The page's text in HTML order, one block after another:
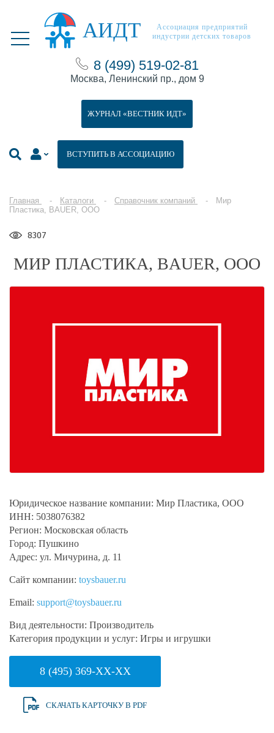
АИДТ
Ассоциация предприятий
индустрии детских товаров
8 (499) 519-02-81
Москва, Ленинский пр., дом 9
ВСТУПИТЬ В АССОЦИАЦИЮ
ЖУРНАЛ «ВЕСТНИК ИДТ»
Главная Каталоги Справочник компаний
Мир
Пластика, BAUER, ООО
8307
МИР ПЛАСТИКА, BAUER, ООО
Юридическое название компании: Мир Пластика, ООО
ИНН: 5038076382
Регион: Московская область
Город: Пушкино
Адрес: ул. Мичурина, д. 11
Сайт компании: toysbauer.ru
Email: support@toysbauer.ru
Вид деятельности: Производитель
Категория продукции и услуг: Игры и игрушки
8 (495) 369-XX-XX
СКАЧАТЬ КАРТОЧКУ В PDF